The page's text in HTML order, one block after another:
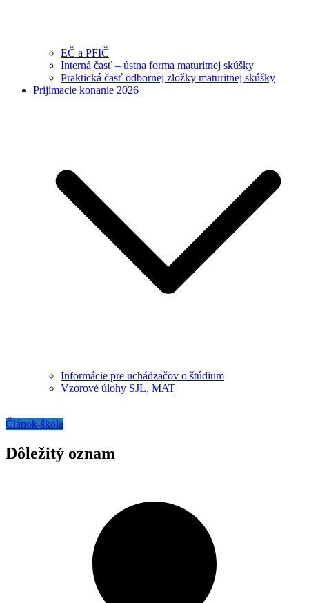
EČ a PFIČ
Interná časť – ústna forma maturitnej skúšky
Praktická časť odbornej zložky maturitnej skúšky
Prijímacie konanie 2026
Informácie pre uchádzačov o štúdium
Vzorové úlohy SJL, MAT
Článok-škola
Dôležitý oznam